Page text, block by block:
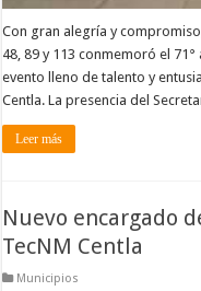
Con gran alegría y
48, 89 y 113 conmemoró el
evento lleno de talento y
Centla. La presencia del
Leer más
Nuevo encargado
TecNM Centla
Municipios